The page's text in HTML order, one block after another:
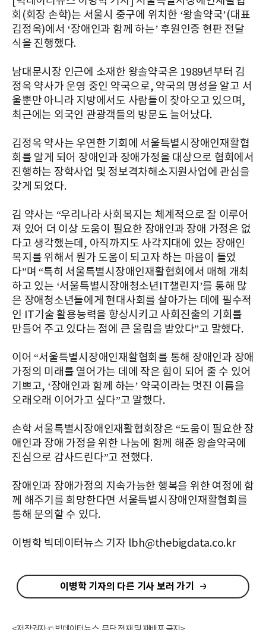
회(회장 손학)는 서울시 중구에 위치한 ‘왕솔약국’(대표
김정옥)에서 ‘장애인과 함께 하는’ 후원인증 현판 전달
식을 진행했다.
남대문시장 인근에 소재한 왕솔약국은 1989년부터 김
정옥 약사가 운영 중인 약국으로, 약국의 명성을 알고 서
울뿐만 아니라 지방에서도 사람들이 찾아오고 있으며,
최근에는 외국인 관광객들의 방문도 늘어났다.
김정옥 약사는 우연한 기회에 서울특별시장애인재활협
회를 알게 되어 장애인과 장애가정을 대상으로 협회에서
진행하는 장학사업 및 정보격차해소지원사업에 관심을
갖게 되었다.
김 약사는 “우리나라 사회복지는 체계적으로 잘 이루어
져 있어 더 이상 도움이 필요한 장애인과 장애 가정은 없
다고 생각했는데, 아직까지도 사각지대에 있는 장애인
복지를 위해서 뭔가 도움이 되고자 하는 마음이 들었
다”며 “특히 서울특별시장애인재활협회에서 매해 개최
하고 있는 ‘서울특별시장애청소년IT챌린지’를 통해 많
은 장애청소년들에게 현대사회를 살아가는 데에 필수적
인 IT기술 활용능력을 향상시키고 사회진출의 기회를
만들어 주고 있다는 점에 큰 울림을 받았다”고 말했다.
이어 “서울특별시장애인재활협회를 통해 장애인과 장애
가정의 미래를 열어가는 데에 작은 힘이 되어 줄 수 있어
기쁘고, ‘장애인과 함께 하는’ 약국이라는 멋진 이름을
오래오래 이어가고 싶다”고 말했다.
손학 서울특별시장애인재활협회장은 “도움이 필요한 장
애인과 장애 가정을 위한 나눔에 함께 해준 왕솔약국에
진심으로 감사드린다”고 전했다.
장애인과 장애가정의 지속가능한 행복을 위한 여정에 함
께 해주기를 희망한다면 서울특별시장애인재활협회를
통해 문의할 수 있다.
이병학 빅데이터뉴스 기자 lbh@thebigdata.co.kr
이병학 기자의 다른 기사 보러 가기